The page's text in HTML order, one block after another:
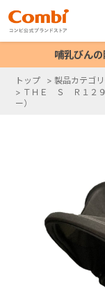
哺乳びん
トップ > 製品カテゴ
> ＴＨＥ Ｓ Ｒ１２
ー）